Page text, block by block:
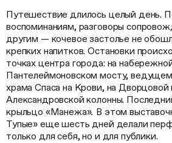
Путешествие длилось целый день.
воспоминаниям, разговоры
другим — кочевое застолье не
крепких напитков. Остановки
точках центра города: на
Пантелеймоновском мосту,
храма Спаса на Крови, на
Александровской колонны.
крыльцо «Манежа». В этом
Тупые» еще шесть дней делали
только для себя, но и для публики.